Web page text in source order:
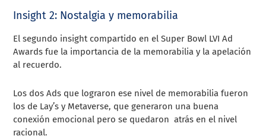
Insight 2: Nostalgia y memorabilia
El segundo insight compartido en el Super Bowl LVI Ad
Awards fue la importancia de la memorabilia y la apelación
al recuerdo.
Los dos Ads que lograron ese nivel de memorabilia fueron
los de Lay’s y Metaverse, que generaron una buena
conexión emocional pero se quedaron atrás en el nivel
racional.